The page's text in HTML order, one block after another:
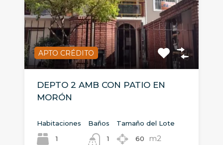
APTO CRÉDITO
DEPTO 2 AMB CON PATIO EN
MORÓN
Habitaciones
1
Baños
1
Tamaño del Lote
60
m2